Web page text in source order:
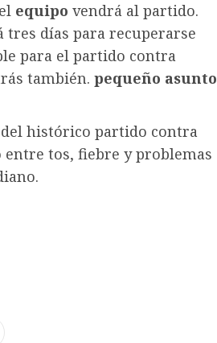
equipo vendrá al partido.
días para recuperarse
para el partido contra
también. pequeño asunto
histórico partido contra
tos, fiebre y problemas